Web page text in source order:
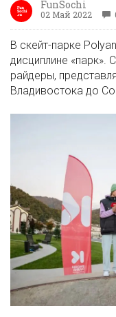
FunSochi
02 Май 2022
В скейт-парке
дисциплине «парк».
райдеры,
Владивостока до